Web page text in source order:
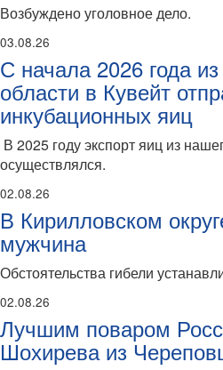
Возбуждено уголовное дело.
03.08.26
С начала 2026 года
области в Кувейт
инкубационных яиц
В 2025 году экспорт яиц из
осуществлялся.
02.08.26
В Кирилловском
мужчина
Обстоятельства гибели
02.08.26
Лучшим поваром
Шохирева из